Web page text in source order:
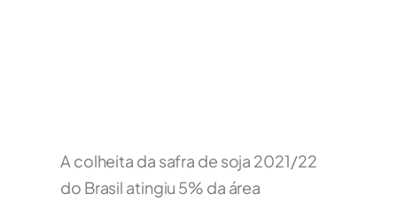
A colheita da safra de soja 2021/22
do Brasil atingiu 5% da área